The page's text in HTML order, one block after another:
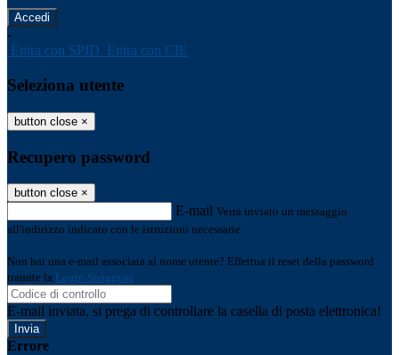
-
Entra con SPID Entra con CIE
Seleziona utente
button close ×
Recupero password
button close ×
E-mail Verrà inviato un messaggio
all'indirizzo indicato con le istruzioni necessarie.
Non hai una e-mail associata al nome utente? Effettua il reset della password
tramite la Login Spaggiari
E-mail inviata, si prega di controllare la casella di posta elettronica!
Errore